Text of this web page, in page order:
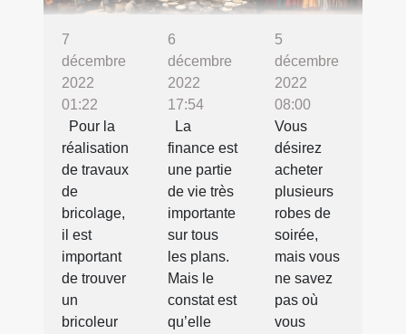
7
décembre
2022
01:22
Pour la
réalisation
de travaux
de
bricolage,
il est
important
de trouver
un
bricoleur
6
décembre
2022
17:54
La
finance est
une partie
de vie très
importante
sur tous
les plans.
Mais le
constat est
qu’elle
5
décembre
2022
08:00
Vous
désirez
acheter
plusieurs
robes de
soirée,
mais vous
ne savez
pas où
vous